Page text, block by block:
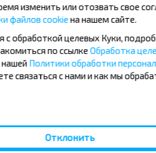
изменить или отозвать свое
файлов cookieна нашем сайте.
с обработкой целевых Куки,
по ссылкеОбработка
нашей Политики обработки
связаться с нами и как мы
Отклонить